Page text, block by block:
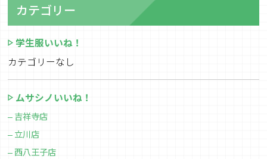
カテゴリー
学生服いいね！
カテゴリーなし
ムサシノいいね！
吉祥寺店
立川店
西八王子店